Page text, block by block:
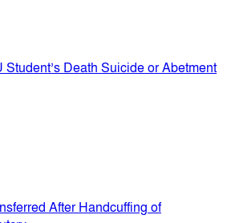
Death Suicide or Abetment
After Handcuffing of